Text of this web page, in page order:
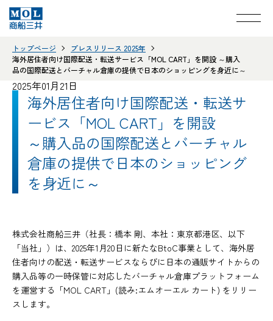
トップページ
プレスリリース 2025年
海外居住者向け国際配送・転送サービス「MOL CART」を開設 ～購入
品の国際配送とバーチャル倉庫の提供で日本のショッピングを身近に～
2025年01月21日
海外居住者向け国際配送・転送サ
ービス「MOL CART」を開設
～購入品の国際配送とバーチャル
倉庫の提供で日本のショッピング
を身近に～
株式会社商船三井（社長：橋本 剛、本社：東京都港区、以下
「当社」）は、2025年1月20日に新たなBtoC事業として、海外居
住者向けの配送・転送サービスならびに日本の通販サイトからの
購入品等の一時保管に対応したバーチャル倉庫プラットフォーム
を運営する「MOL CART」(読み:エムオーエル カート) をリリー
スします。